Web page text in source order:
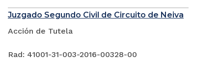
Juzgado Segundo Civil de Circuito de Neiva
Acción de Tutela
Rad: 41001-31-003-2016-00328-00